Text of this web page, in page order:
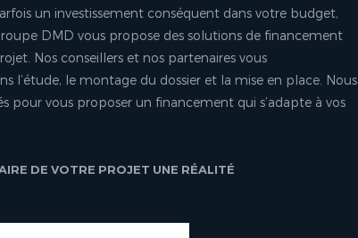
un investissement conséquent dans votre budget,
DMD vous propose des solutions de financement
Nos conseillers et nos partenaires vous
l’étude, le montage du dossier et la mise en place. Nous
pour vous proposer un financement qui s’adapte à vos
DE VOTRE PROJET UNE RÉALITÉ